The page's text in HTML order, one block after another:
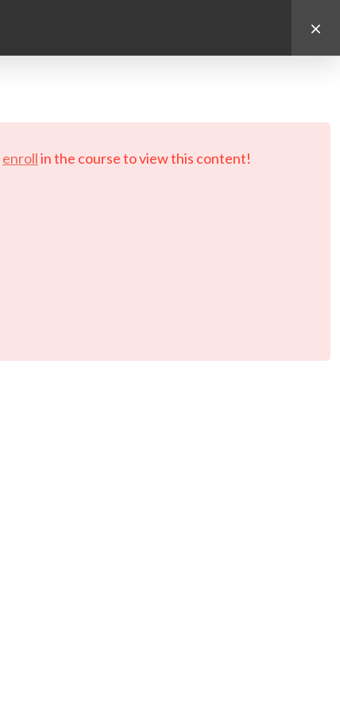
enrollin the course to view this content!